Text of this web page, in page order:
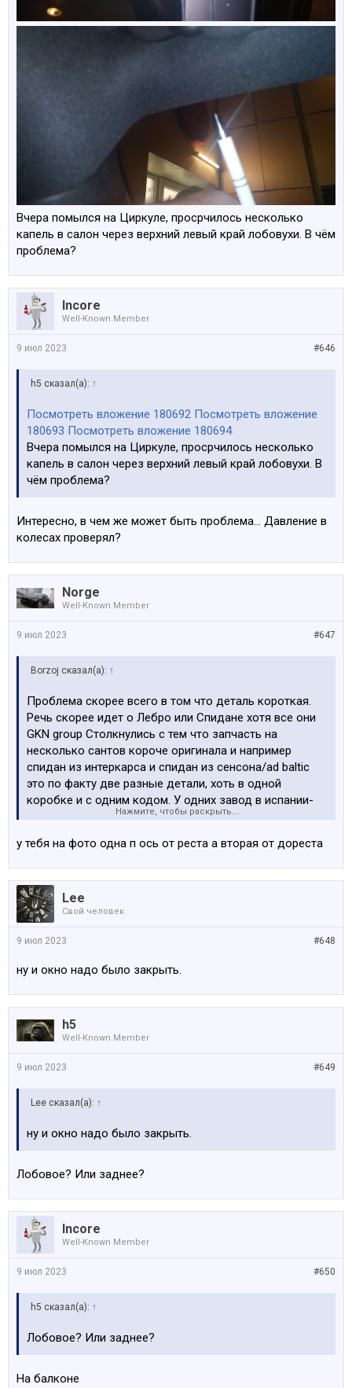
Вчера помылся на Циркуле, просрчилось несколько
капель в салон через верхний левый край лобовухи. В чём
проблема?
Incore
Well-Known Member
#646
9 июл 2023
h5 сказал(а): ↑
Посмотреть вложение 180692 Посмотреть вложение
180693 Посмотреть вложение 180694
Вчера помылся на Циркуле, просрчилось несколько
капель в салон через верхний левый край лобовухи. В
чём проблема?
Интересно, в чем же может быть проблема... Давление в
колесах проверял?
Norge
Well-Known Member
#647
9 июл 2023
Borzoj сказал(а): ↑
Проблема скорее всего в том что деталь короткая.
Речь скорее идет о Лебро или Спидане хотя все они
GKN group Столкнулись с тем что запчасть на
несколько сантов короче оригинала и например
спидан из интеркарса и спидан из сенсона/ad baltic
это по факту две разные детали, хоть в одной
коробке и с одним кодом. У одних завод в испании-
там короткая деталь, которую вырывало из
решился
Посмотреть вложение 177846
Нажмите, чтобы раскрыть...
у тебя на фото одна п ось от реста а вторая от дореста
Lee
Свой человек
#648
9 июл 2023
ну и окно надо было закрыть.
h5
Well-Known Member
#649
9 июл 2023
Lee сказал(а): ↑
ну и окно надо было закрыть.
Лобовое? Или заднее?
Incore
Well-Known Member
#650
9 июл 2023
h5 сказал(а): ↑
Лобовое? Или заднее?
На балконе